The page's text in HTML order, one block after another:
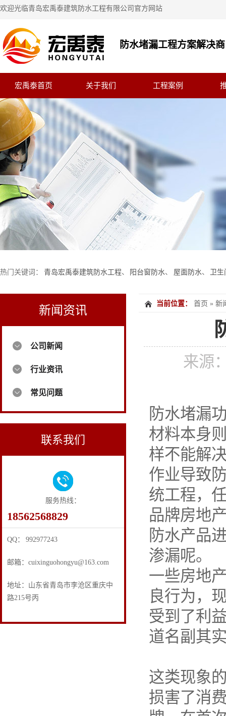
欢迎光临青岛宏禹泰建筑防水工程有限公司官方网站
防水堵漏工程方案解决
宏禹泰首页 关于我们 工程案例
热门关键词： 青岛宏禹泰建筑防水工程、 阳台窗防水、 屋面防水、 卫
新闻资讯
公司新闻
行业资讯
常见问题
联系我们
服务热线：
18562568829
QQ： 992977243
邮箱：cuixinguohongyu@163.com
地址：山东省青岛市李沧区重庆中
路215号丙
当前位置： 首页 » 新
来源
防水堵漏
材料本身
样不能解
作业导致
统工程，
品牌房地
防水产品
渗漏呢。
一些房地
良行为，
受到了利
道名副其
这类现象
损害了消